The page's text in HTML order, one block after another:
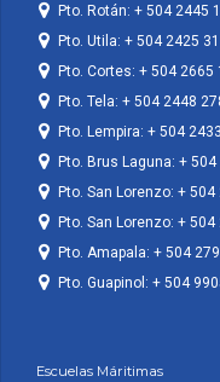
Pto. Rotán: + 504 2445
Pto. Utila: + 504 2425
Pto. Cortes: + 504 2665
Pto. Tela: + 504 2448
Pto. Lempira: + 504
Pto. Brus Laguna: +
Pto. San Lorenzo: + 504
Pto. San Lorenzo: + 504
Pto. Amapala: + 504
Pto. Guapinol: + 504
Escuelas Máritimas